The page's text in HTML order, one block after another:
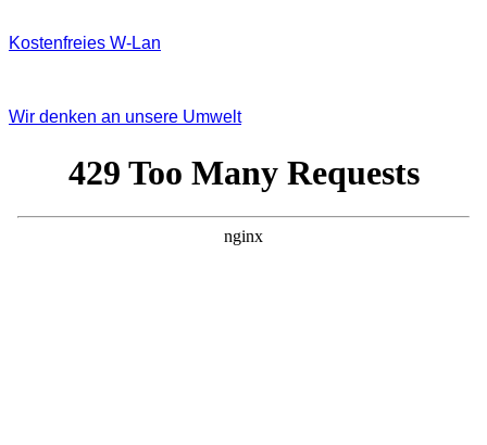
Kostenfreies W‐Lan
Wir denken an unsere Umwelt